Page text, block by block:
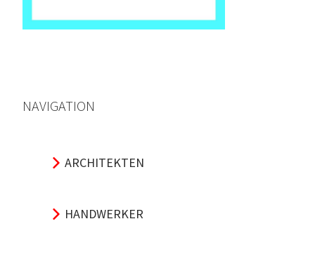
NAVIGATION
ARCHITEKTEN
HANDWERKER